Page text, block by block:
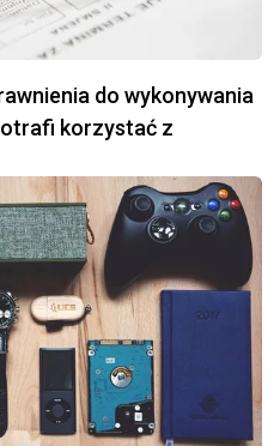
do wykonywania
korzystać z